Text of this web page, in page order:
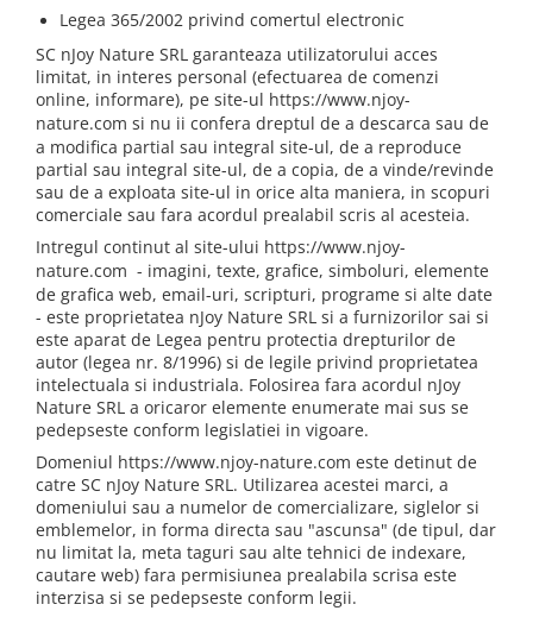
8 Mituri despre uleiurile esențiale
Crăciun iubit, bine ai venit!
Ghidul Uleiurilor Esentiale
Ce trebuie sa stim atunci cand
folosim Uleiuri Esentiale
TOP 6 uleiuri Esentiale pentru a
combate Depresia
Imbratiseaza Toamna
Aromele Sarbatorilor de Iarna
Self love* In Asteptarea Soarelui
Pericole_vs_beneficii
Legea 365/2002 privind comertul electronic
SC nJoy Nature SRL garanteaza utilizatorului acces
limitat, in interes personal (efectuarea de comenzi
online, informare), pe site-ul https://www.njoy-
nature.com si nu ii confera dreptul de a descarca sau de
a modifica partial sau integral site-ul, de a reproduce
partial sau integral site-ul, de a copia, de a vinde/revinde
sau de a exploata site-ul in orice alta maniera, in scopuri
comerciale sau fara acordul prealabil scris al acesteia.
Intregul continut al site-ului https://www.njoy-
nature.com - imagini, texte, grafice, simboluri, elemente
de grafica web, email-uri, scripturi, programe si alte date
- este proprietatea nJoy Nature SRL si a furnizorilor sai si
este aparat de Legea pentru protectia drepturilor de
autor (legea nr. 8/1996) si de legile privind proprietatea
intelectuala si industriala. Folosirea fara acordul nJoy
Nature SRL a oricaror elemente enumerate mai sus se
pedepseste conform legislatiei in vigoare.
Domeniul https://www.njoy-nature.com este detinut de
catre SC nJoy Nature SRL. Utilizarea acestei marci, a
domeniului sau a numelor de comercializare, siglelor si
emblemelor, in forma directa sau "ascunsa" (de tipul, dar
nu limitat la, meta taguri sau alte tehnici de indexare,
cautare web) fara permisiunea prealabila scrisa este
interzisa si se pedepseste conform legii.